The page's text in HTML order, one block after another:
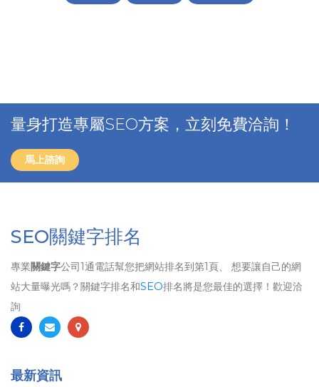
量身打造專屬SEO方案，立刻免費洽詢！
馬上諮詢
SEO關鍵字排名
專業關鍵字公司1通電話幫您把網站排名到第1頁、 想要讓自己的網
站大量曝光嗎？關鍵字排名和SEO排名將是您最佳的選擇！歡迎洽
詢
最新資訊